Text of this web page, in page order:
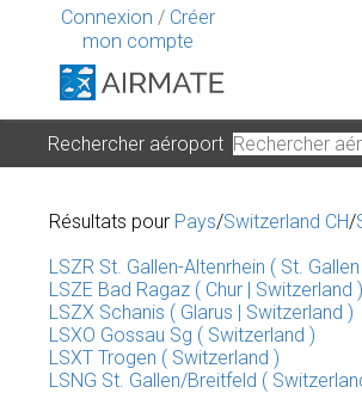
Connexion / Créer
mon compte
Rechercher aéroport
Résultats pour Pays/Switzerland CH/
LSZR St. Gallen-Altenrhein ( St.
LSZE Bad Ragaz ( Chur | Switzerland )
LSZX Schanis ( Glarus | Switzerland )
LSXO Gossau Sg ( Switzerland )
LSXT Trogen ( Switzerland )
LSNG St. Gallen/Breitfeld (